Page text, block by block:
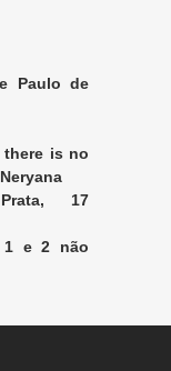
Paulo de
there is no
17
1 e 2 não